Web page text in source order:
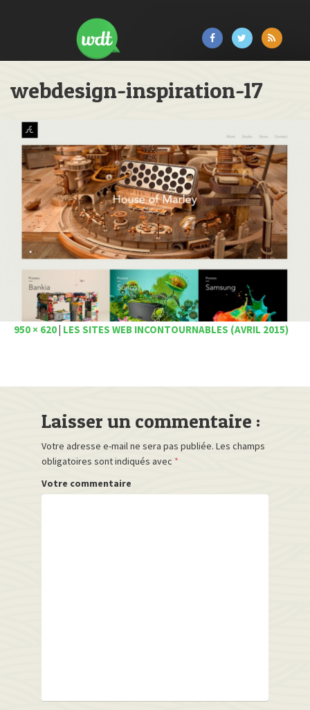
webdesign-inspiration-17
950 × 620 LES SITES WEB INCONTOURNABLES (AVRIL 2015)
Laisser un commentaire :
Votre adresse e-mail ne sera pas publiée. Les champs
obligatoires sont indiqués avec *
Votre commentaire